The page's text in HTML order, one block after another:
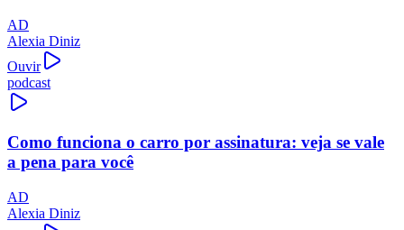
AD
Alexia Diniz
Ouvir
podcast
Como funciona o carro por assinatura: veja se vale
a pena para você
AD
Alexia Diniz